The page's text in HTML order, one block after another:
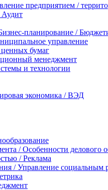
предприятием /
Аудит
планирование /
управление
бумаг
менеджмент
и технологии
экономика / ВЭД
/ Особенности делового
/ Реклама
/ Управление социальным